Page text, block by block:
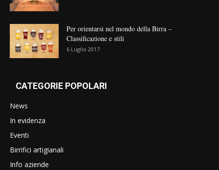
Per orientarsi nel mondo della Birra –
Classificazione e stili
6 Luglio 2017
CATEGORIE POPOLARI
News
In evidenza
Eventi
Birrifici artigianali
Info aziende